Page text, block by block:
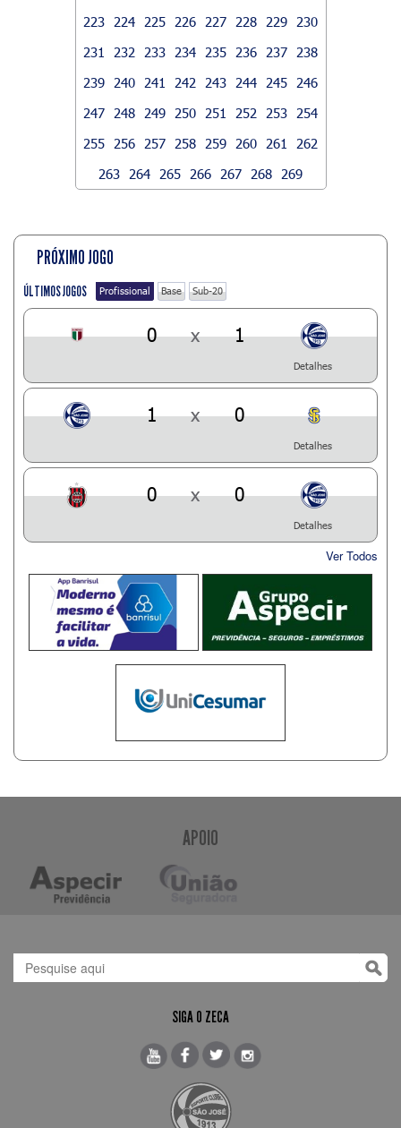
223
224 225 226 227 228 229
230
231
232 233 234 235 236 237
238
239
240 241 242 243 244 245
246
247
248 249 250 251 252 253
254
255
256 257 258 259 260 261
262
263
264 265 266 267 268 269
PRÓXIMO JOGO
ÚLTIMOS JOGOS Profissional Base Sub-20
0 x 1
Detalhes
1 x 0
Detalhes
0 x 0
Detalhes
Ver Todos
APOIO
SIGA O ZECA